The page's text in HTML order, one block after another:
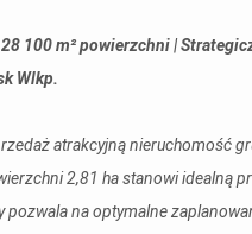
28 100 m² powierzchni |
Wlkp.
atrakcyjną nieruchomość
2,81 ha stanowi idealną
pozwala na optymalne